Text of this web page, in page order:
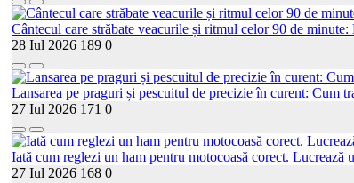
Cântecul care străbate veacurile și ritmul celor 90 de
28 Iul 2026 189 0
Lansarea pe praguri și pescuitul de precizie în curent: Cum
27 Iul 2026 171 0
Iată cum reglezi un ham pentru motocoasă corect. Lucrează
27 Iul 2026 168 0